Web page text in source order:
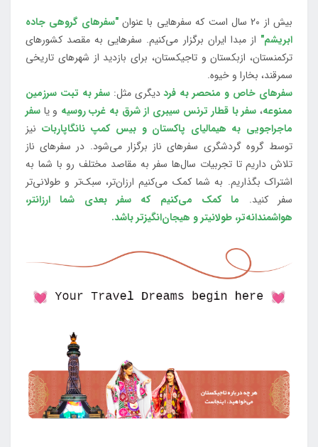
بیش از 20 سال است که سفرهایی با عنوان
"سفرهای گروهی جاده
ابریشم" از مبدا ایران برگزار می‌کنیم. سفرهایی به مقصد کشورهای
ترکمنستان، ازبکستان و تاجیکستان، برای بازدید از شهرهای تاریخی
سمرقند، بخارا و خیوه.
سفرهای خاص و منحصر به فرددیگری مثل:سفر به تبت سرزمین
ممنوعه، سفر با قطار ترنس سیبری از شرق به غرب روسیه و یا سفر
ماجراجویی به هیمالیای پاکستان و بیس کمپ نانگاپاربات نیز
توسط گروه گردشگری سفرهای ناز برگزار می‌شود. در سفرهای ناز
تلاش داریم تا تجربیات سال‌ها سفر به مقاصد مختلف رو با شما به
اشتراک بگذاریم. به شما کمک می‌کنیم ارزان‌تر، سبک‌تر و طولانی‌تر
سفر کنید. ما کمک می‌کنیم که سفر بعدی شما ارزانتر،
هواشمندانه‌تر، طولانی‎تر و هیجان‌انگیزتر باشد.